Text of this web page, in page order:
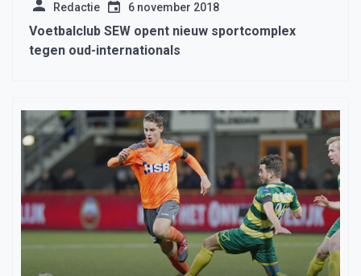
Redactie 6 november 2018
Voetbalclub SEW opent nieuw sportcomplex
tegen oud-internationals